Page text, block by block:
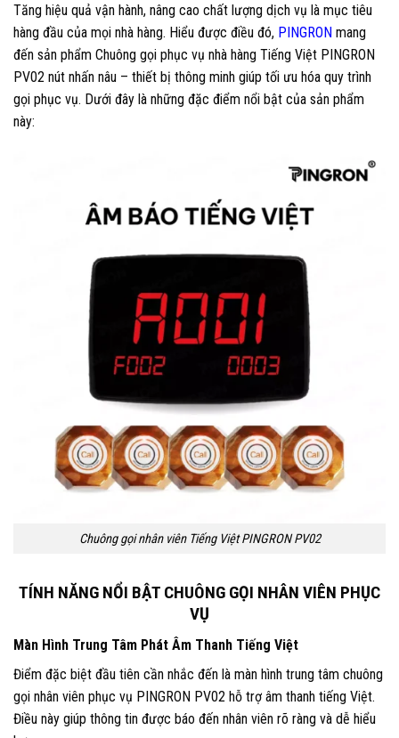
Tăng hiệu quả vận hành, nâng cao chất lượng dịch vụ là mục tiêu
hàng đầu của mọi nhà hàng. Hiểu được điều đó, PINGRON mang
đến sản phẩm Chuông gọi phục vụ nhà hàng Tiếng Việt PINGRON
PV02 nút nhấn nâu – thiết bị thông minh giúp tối ưu hóa quy trình
gọi phục vụ. Dưới đây là những đặc điểm nổi bật của sản phẩm
này:
Chuông gọi nhân viên Tiếng Việt PINGRON PV02
TÍNH NĂNG NỔI BẬT CHUÔNG GỌI NHÂN VIÊN PHỤC
VỤ
Màn Hình Trung Tâm Phát Âm Thanh Tiếng Việt
Điểm đặc biệt đầu tiên cần nhắc đến là màn hình trung tâm chuông
gọi nhân viên phục vụ PINGRON PV02 hỗ trợ âm thanh tiếng Việt.
Điều này giúp thông tin được báo đến nhân viên rõ ràng và dễ hiểu